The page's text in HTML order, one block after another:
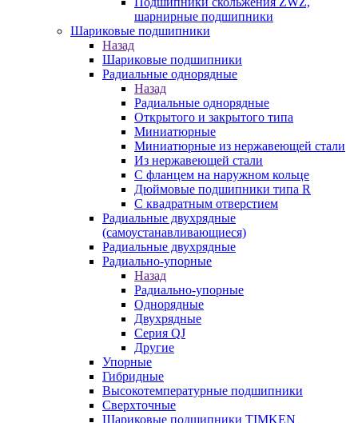
шарнирные подшипники
Шариковые подшипники
Назад
Шариковые подшипники
Радиальные однорядные
Назад
Радиальные однорядные
Открытого и закрытого типа
Миниатюрные
Миниатюрные из нержавеющей стали
Из нержавеющей стали
С фланцем на наружном кольце
Дюймовые подшипники типа R
С квадратным отверстием
Радиальные двухрядные
(самоустанавливающиеся)
Радиальные двухрядные
Радиально-упорные
Назад
Радиально-упорные
Однорядные
Двухрядные
Серия QJ
Другие
Упорные
Гибридные
Высокотемпературные подшипники
Сверхточные
Шариковые подшипники TIMKEN